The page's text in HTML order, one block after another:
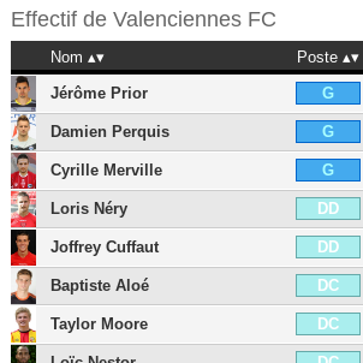
Effectif de Valenciennes FC
Nom Poste
Jérôme Prior
G
Damien Perquis G
Cyrille Merville G
Loris Néry DD
Joffrey Cuffaut DD
Baptiste Aloé DC
Taylor Moore DC